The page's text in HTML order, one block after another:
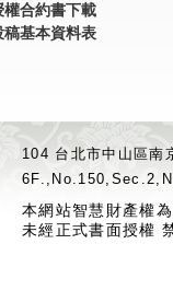
權合約書下載
稿基本資料表
104 台北市中山區
本網站智慧財產權
未經正式書面授權